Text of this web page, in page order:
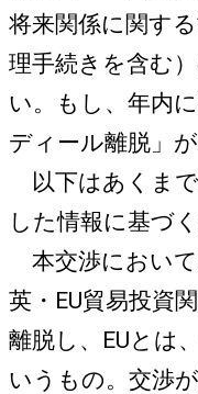
将来関係に関す
理手続きを含む
い。もし、年内
ディール離脱」
以下はあくま
した情報に基づ
本交渉において
英・EU貿易投資
離脱し、EUとは
いうもの。交渉